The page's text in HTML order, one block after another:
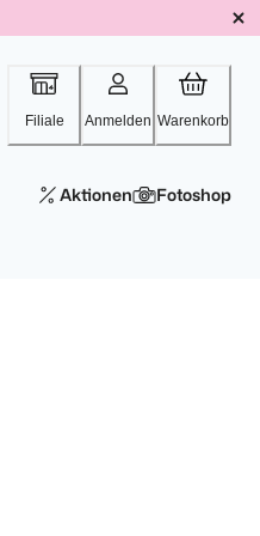
Filiale Anmelden Warenkorb
Aktionen Fotoshop